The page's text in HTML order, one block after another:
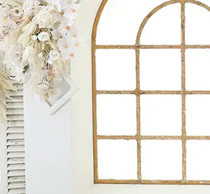
メートルの高さで写真に広さを感
す
の雰囲気
全体は
シンプルで清潔感のある空
とし、被写体が最も美しく引き立
ザインされています。